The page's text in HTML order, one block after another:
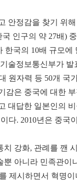
안정감을 찾기 위
인구의 약 27배)
한국의 10배 규모에
술정보통신부가 발
원자력 등 50개 국
감은 중국에 대한
대답한 일본인의 비
다. 2010년은 중국
강화, 관례를 깬
아니라 민족관이
제시하면서 혁명